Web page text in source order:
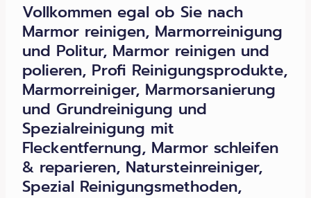
Vollkommen egal ob Sie nach
Marmor reinigen, Marmorreinigung
und Politur, Marmor reinigen und
polieren, Profi Reinigungsprodukte,
Marmorreiniger, Marmorsanierung
und Grundreinigung und
Spezialreinigung mit
Fleckentfernung, Marmor schleifen
& reparieren, Natursteinreiniger,
Spezial Reinigungsmethoden,